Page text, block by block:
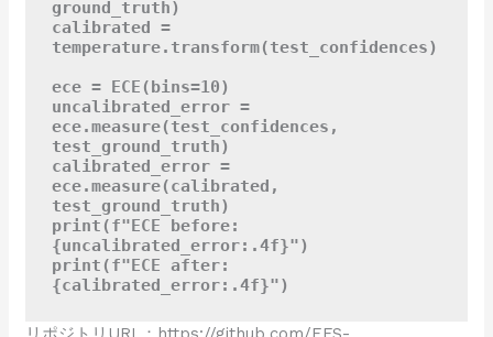
ground_truth)
calibrated =
temperature.transform(test_confidences)
ece = ECE(bins=10)
uncalibrated_error =
ece.measure(test_confidences,
test_ground_truth)
calibrated_error =
ece.measure(calibrated,
test_ground_truth)
print(f"ECE before:
{uncalibrated_error:.4f}")
print(f"ECE after:
{calibrated_error:.4f}")